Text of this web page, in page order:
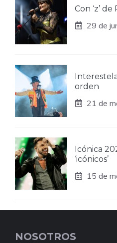
Con ‘z’
29 de
orden
21 de
Icónica
‘icónicos’
15 de
NOSOTROS